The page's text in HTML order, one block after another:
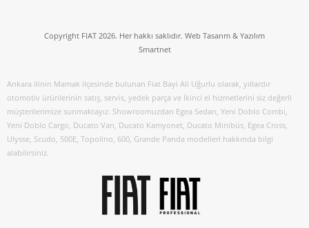
Copyright FIAT 2026. Her hakkı saklıdır. Web Tasarım & Yazılım
Smartnet
Ankara ilinin Mamak ilçesinde bulunan Fiat Bayi Ali Uğurlu olarak, yıllardır
otomotiv ürünlerinin satış, servis, yedek parça ve İkinci el hizmetlerini siz değerli
müşterilerimize sunmaktayız. Showroomuzdan Egea Sedan, Yeni Doblo Combi,
Yeni Doblo Cargo, Ducato Van, Ducato Kamyonet, Ducato Minibüs, Egea Cross,
Ulysse, Scudo, 500E, Topolino, 600, Grande Panda modelleri hakkında bilgi
alabilirsiniz.